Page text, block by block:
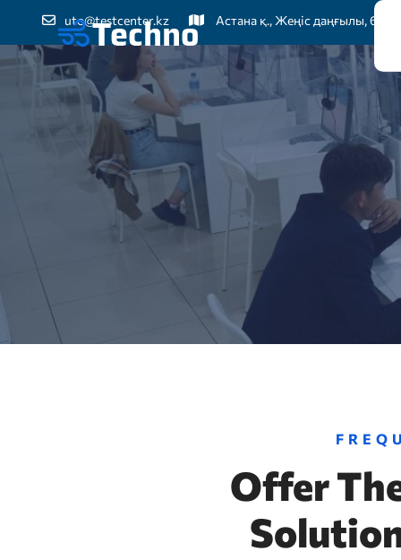
uto@testcenter.kz Астана қ., Жеңіс даңғылы, 60
Offer